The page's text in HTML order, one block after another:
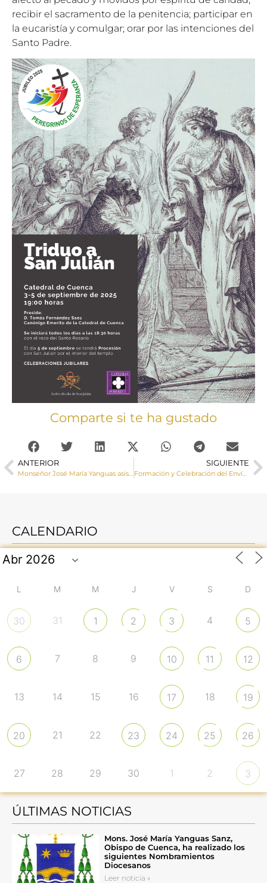
recibir el sacramento de la penitencia; participar en
la eucaristía y comulgar; orar por las intenciones del
Santo Padre.
Comparte si te ha gustado
ANTERIOR
Monseñor José María Yanguas asiste al 75 aniversario de la diócesis de Albacete
SIGUIENTE
Formación y Celebración del Envío de los profesores de Religión del curso 2025-2026
CALENDARIO
L M M J V S D
30 31 1 2 3 4 5
6 7 8 9 10 11 12
13 14 15 16 17 18 19
20 21 22 23 24 25 26
27 28 29 30 1 2 3
ÚLTIMAS NOTICIAS
Mons. José María Yanguas Sanz,
Obispo de Cuenca, ha realizado los
siguientes Nombramientos
Diocesanos
Leer noticia »